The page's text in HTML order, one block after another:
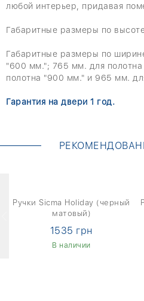
любой интерьер, придавая
Габаритные размеры по
Габаритные размеры по
"600 мм."; 765 мм. для
полотна "900 мм." и 965 мм.
Гарантия на двери 1 год.
Ручки Sicma Holiday (черный
матовый)
1535 грн
В наличии